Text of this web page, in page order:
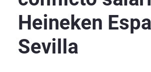
Heineken
Sevilla